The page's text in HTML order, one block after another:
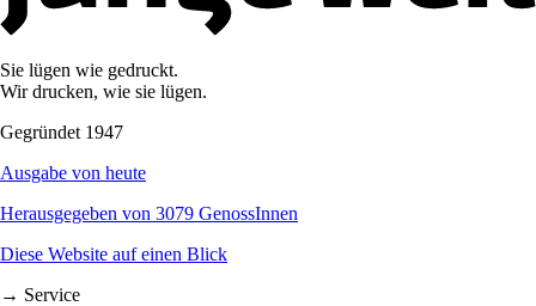
Sie lügen wie gedruckt.
Wir drucken, wie sie lügen.
Gegründet 1947
Ausgabe von heute
Herausgegeben von 3079 GenossInnen
Diese Website auf einen Blick
→ Service